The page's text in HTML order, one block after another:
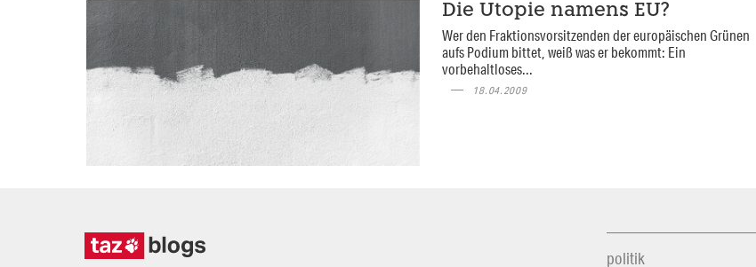
Die Utopie namens EU?
Wer den Fraktionsvorsitzenden der europäischen Grünen
aufs Podium bittet, weiß was er bekommt: Ein
vorbehaltloses...
18.04.2009
politik